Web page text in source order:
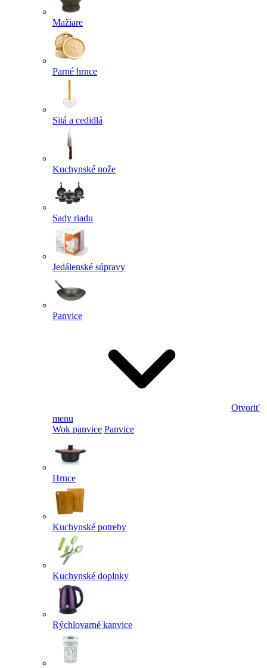
Mažiare
Parné hrnce
Sitá a cedidlá
Kuchynské nože
Sady riadu
Jedálenské súpravy
Panvice
Otvoriť
menu
Wok panvice Panvice
Hrnce
Kuchynské potreby
Kuchynské doplnky
Rýchlovarné kanvice